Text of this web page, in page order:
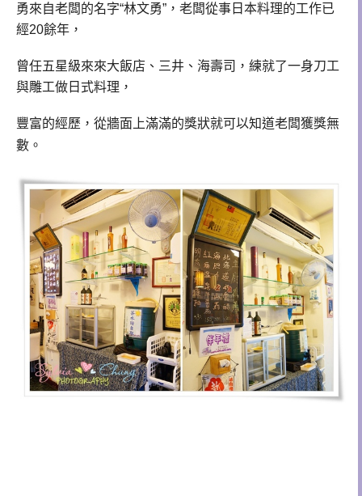
勇來自老闆的名字“林文勇”， 老闆從事日本料理的工作已
經20餘年，
曾任五星級來來大飯店、三井、海壽司， 練就了一身刀工
與雕工做日式料理，
豐富的經歷，從牆面上滿滿的獎狀就可以知道老闆獲獎無
數。